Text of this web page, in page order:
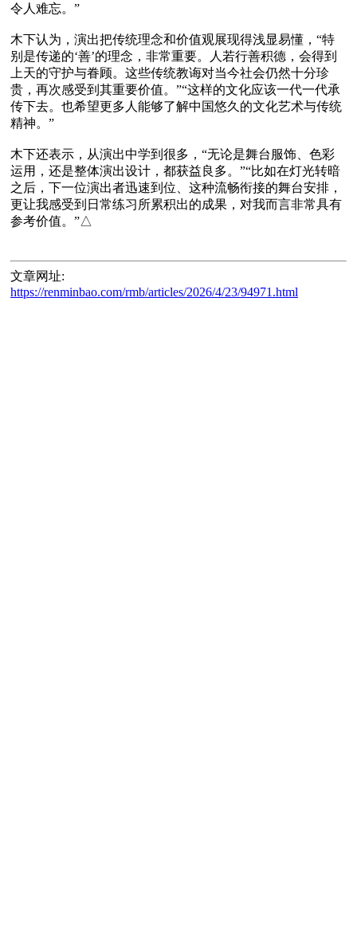
令人难忘。”
木下认为，演出把传统理念和价值观展现得浅显易懂，“特
别是传递的‘善’的理念，非常重要。人若行善积德，会得到
上天的守护与眷顾。这些传统教诲对当今社会仍然十分珍
贵，再次感受到其重要价值。”“这样的文化应该一代一代承
传下去。也希望更多人能够了解中国悠久的文化艺术与传统
精神。”
木下还表示，从演出中学到很多，“无论是舞台服饰、色彩
运用，还是整体演出设计，都获益良多。”“比如在灯光转暗
之后，下一位演出者迅速到位、这种流畅衔接的舞台安排，
更让我感受到日常练习所累积出的成果，对我而言非常具有
文章网址:
https://renminbao.com/rmb/articles/2026/4/23/94971.html